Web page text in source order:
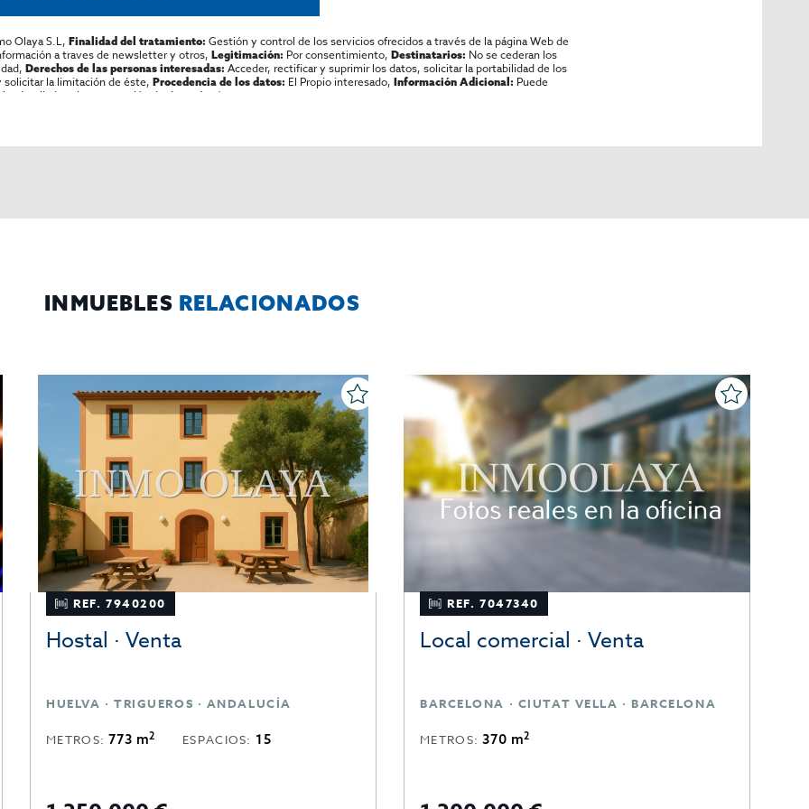
cercana a Valdevimbre, con atractivos rurales y naturales, y rutas enoturísticas. Entorno tranquilo con potencial
rural.
concepto gastronómico temático, ampliar servicios de experiencias rurales/enoturismo e integrar actividades de
rentabilidad.
Olaya S.L, Finalidad del tratamiento: Gestión y control de los servicios ofrecidos a través de la página Web de
a traves de newsletter y otros, Legitimación: Por consentimiento, Destinatarios: No se cederan los
Derechos de las personas interesadas: Acceder, rectificar y suprimir los datos, solicitar la portabilidad de los
la limitación de éste, Procedencia de los datos: El Propio interesado, Información Adicional: Puede
y detallada sobre protección de datos
Aquí.
INMUEBLES RELACIONADOS
REF. 7940200
Hostal · Venta
HUELVA · TRIGUEROS · ANDALUCÍA
METROS:773 m2 ESPACIOS: 15
REF. 7047340
Local comercial · Venta
BARCELONA · CIUTAT VELLA · BARCELONA
METROS:370 m2